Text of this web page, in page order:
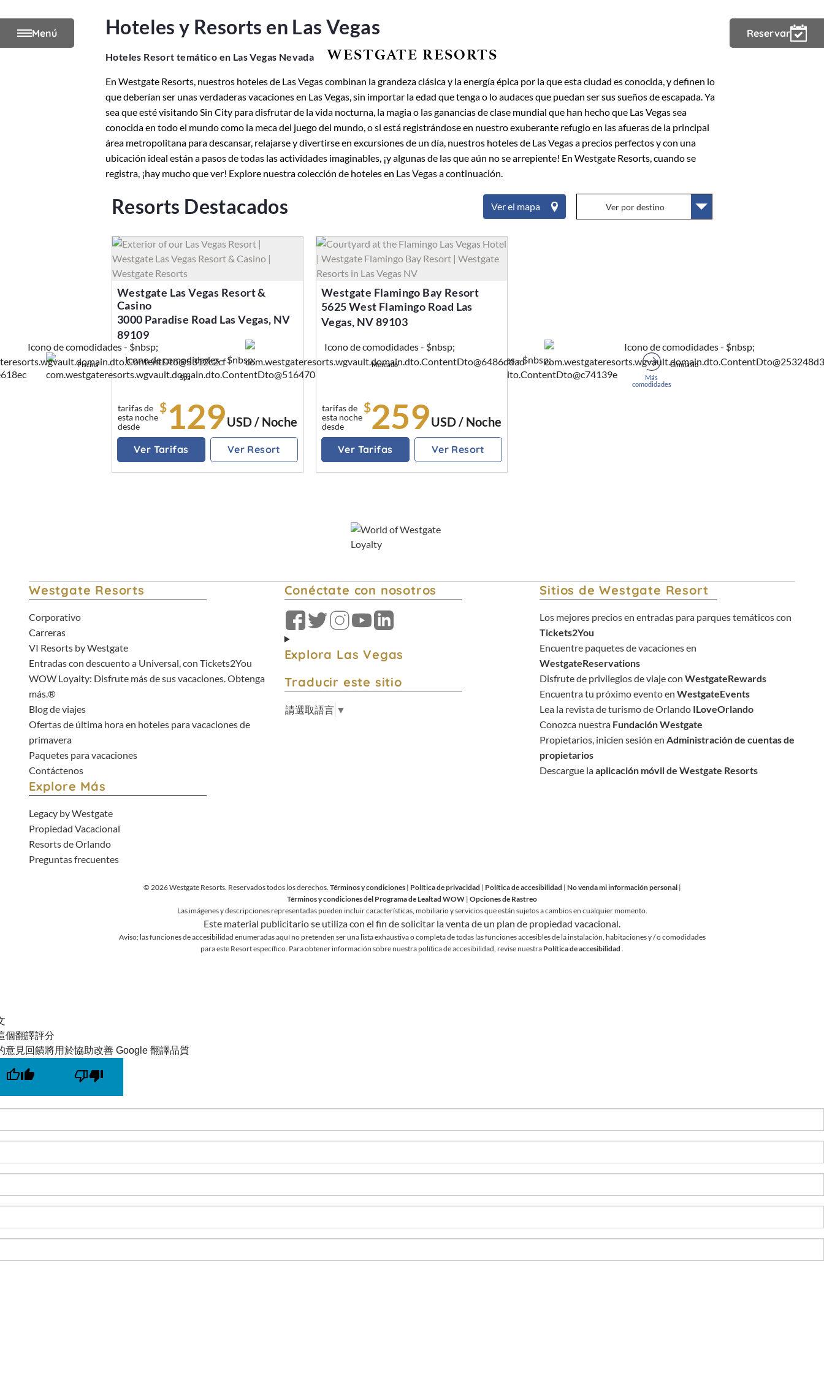
Menú Reservar
WESTGATE RESORTS
Hoteles y Resorts en Las Vegas
Hoteles Resort temático en Las Vegas Nevada
En Westgate Resorts, nuestros hoteles de Las Vegas combinan la grandeza clásica y la energía épica por la que esta ciudad es conocida, y definen lo
que deberían ser unas verdaderas vacaciones en Las Vegas, sin importar la edad que tenga o lo audaces que puedan ser sus sueños de escapada. Ya
sea que esté visitando Sin City para disfrutar de la vida nocturna, la magia o las ganancias de clase mundial que han hecho que Las Vegas sea
conocida en todo el mundo como la meca del juego del mundo, o si está registrándose en nuestro exuberante refugio en las afueras de la principal
área metropolitana para descansar, relajarse y divertirse en excursiones de un día, nuestros hoteles de Las Vegas a precios perfectos y con una
ubicación ideal están a pasos de todas las actividades imaginables, ¡y algunas de las que aún no se arrepiente! En Westgate Resorts, cuando se
registra, ¡hay mucho que ver! Explore nuestra colección de hoteles en Las Vegas a continuación.
Resorts Destacados Ver el mapa
Westgate Las Vegas Resort &
Casino
3000 Paradise Road Las Vegas, NV
89109
Spa
Más
comodidades
tarifas de
esta noche
desde
$129USD / Noche
Ver Tarifas Ver Resort
Westgate Flamingo Bay Resort
5625 West Flamingo Road Las
Vegas, NV 89103
Piscina Mercado Gimnasio
tarifas de
esta noche
desde
$259USD / Noche
Ver Tarifas Ver Resort
Westgate Resorts
Corporativo
Carreras
VI Resorts by Westgate
Entradas con descuento a Universal, con Tickets2You
WOW Loyalty: Disfrute más de sus vacaciones. Obtenga
más.®
Blog de viajes
Ofertas de última hora en hoteles para vacaciones de
primavera
Paquetes para vacaciones
Contáctenos
Explore Más
Legacy by Westgate
Propiedad Vacacional
Resorts de Orlando
Preguntas frecuentes
Conéctate con nosotros
Facebook
GorjeoInstagram
YoutubeLinkedIn
Explora Las Vegas
Traducir este sitio
請選取語言 ▼
Sitios de Westgate Resort
Los mejores precios en entradas para parques temáticos con
Tickets2You
Encuentre paquetes de vacaciones en
WestgateReservations
Disfrute de privilegios de viaje conWestgateRewards
Encuentra tu próximo evento enWestgateEvents
Lea la revista de turismo de Orlando ILoveOrlando
Conozca nuestra Fundación Westgate
Propietarios, inicien sesión enAdministración de cuentas de
propietarios
Descargue laaplicación móvil de Westgate Resorts
© 2026 Westgate Resorts. Reservados todos los derechos. Términos y condiciones| Política de privacidad | Política de accesibilidad | No venda mi información personal|
Términos y condiciones del Programa de Lealtad WOW | Opciones de Rastreo
Las imágenes y descripciones representadas pueden incluir características, mobiliario y servicios que están sujetos a cambios en cualquier momento.
Este material publicitario se utiliza con el fin de solicitar la venta de un plan de propiedad vacacional.
Aviso: las funciones de accesibilidad enumeradas aquí no pretenden ser una lista exhaustiva o completa de todas las funciones accesibles de la instalación, habitaciones y / o comodidades
para este Resort específico. Para obtener información sobre nuestra política de accesibilidad, revise nuestra Política de accesibilidad .
個翻譯評分
意見回饋將用於協助改善 Google 翻譯品質